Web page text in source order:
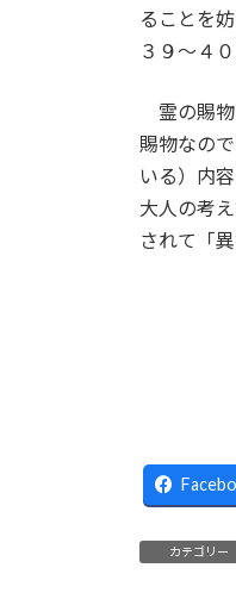
ることを
３９～４０
霊の賜物
賜物なの
いる）内
大人の考
されて「
カテゴリー